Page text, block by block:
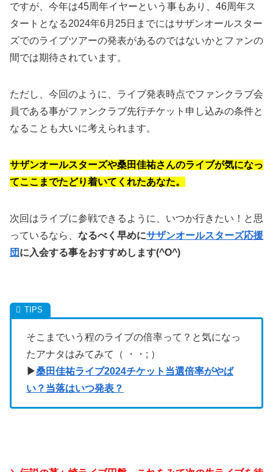
ですが、今年は45周年イヤーという事もあり、46周年ス
タートとなる2024年6月25日までにはサザンオールスター
ズでのライブツアーの発表があるのではないかとファンの
間では期待されています。
ただし、今回のように、ライブ発表時点でファンクラブ会
員である事がファンクラブ先行チケット申し込みの条件と
なることも大いに考えられます。
サザンオールスターズや桑田佳祐さんのライブが気になっ
てここまでたどり着いてくれたあなた。
次回はライブに参戦できるように、いつか行きたい！と思
っているなら、 なるべく早めにサザンオールスターズ応援
団 に入会する事をおすすめします(^O^)
そこまでいう程のライブの倍率って？と気になっ
たアナタはみてみて（ ・・; ）
▶︎桑田佳祐ライブ2024チケット当選倍率がやば
い？当落はいつ発表？